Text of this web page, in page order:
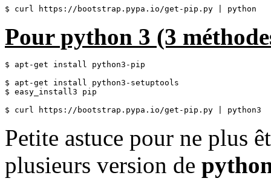
Pour python 3 (3
$ apt-get install python3-pip
$ apt-get install python3-setuptools
$ easy_install3 pip
Petite astuce pour ne plus
plusieurs version de